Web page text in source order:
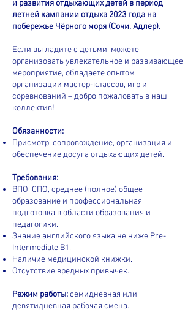
и развития отдыхающих детей в период
летней кампании отдыха 2023 года на
побережье Чёрного моря (Сочи, Адлер).
Если вы ладите с детьми, можете
организовать увлекательное и развивающее
мероприятие, обладаете опытом
организации мастер-классов, игр и
соревнований – добро пожаловать в наш
коллектив!
Обязанности:
Присмотр, сопровождение, организация и
обеспечение досуга отдыхающих детей.
Требования:
ВПО, СПО, среднее (полное) общее
образование и профессиональная
подготовка в области образования и
педагогики.
Знание английского языка не ниже Pre-
Intermediate B1.
Наличие медицинской книжки.
Отсутствие вредных привычек.
Режим работы:семидневная или
девятидневная рабочая смена.